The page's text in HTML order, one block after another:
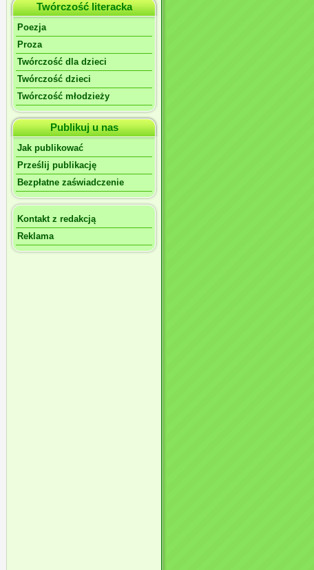
Twórczość literacka
Poezja
Proza
Twórczość dla dzieci
Twórczość dzieci
Twórczość młodzieży
Publikuj u nas
Jak publikować
Prześlij publikację
Bezpłatne zaświadczenie
Kontakt z redakcją
Reklama